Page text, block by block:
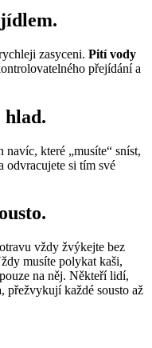
.
zasyceni. Pití vody
přejídání a
hlad.
které „musíte“ sníst,
odvracujete si tím své
vždy žvýkejte bez
musíte polykat kaši,
na něj. Někteří lidí,
přežvykují každé sousto až